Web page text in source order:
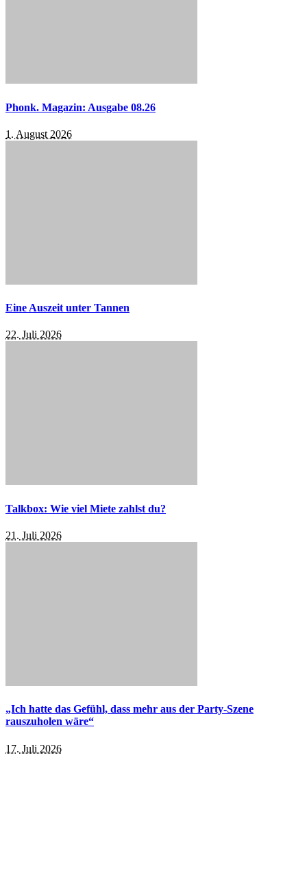
Phonk. Magazin: Ausgabe 08.26
1. August 2026
Eine Auszeit unter Tannen
22. Juli 2026
Talkbox: Wie viel Miete zahlst du?
21. Juli 2026
„Ich hatte das Gefühl, dass mehr aus der Party-Szene
rauszuholen wäre“
17. Juli 2026